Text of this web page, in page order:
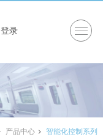
登录
产品中心 智能化控制系列